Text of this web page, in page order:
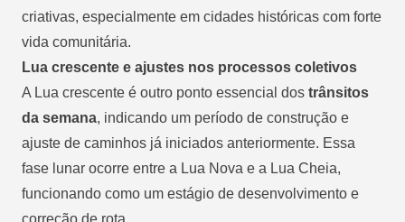
criativas, especialmente em cidades históricas com forte
vida comunitária.
Lua crescente e ajustes nos processos coletivos
A Lua crescente é outro ponto essencial dos trânsitos
da semana, indicando um período de construção e
ajuste de caminhos já iniciados anteriormente. Essa
fase lunar ocorre entre a Lua Nova e a Lua Cheia,
funcionando como um estágio de desenvolvimento e
correção de rota.